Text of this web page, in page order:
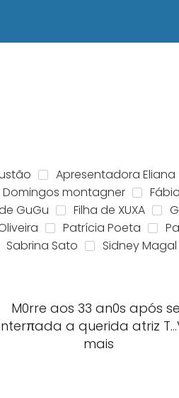
Apresentadora Eliana
Domingos montagner
GuGu Filha de XUXA
Patrícia Poeta
Sabrina Sato Sidney Magal
M0rre aos 33 an0s após
a querida atriz
mais